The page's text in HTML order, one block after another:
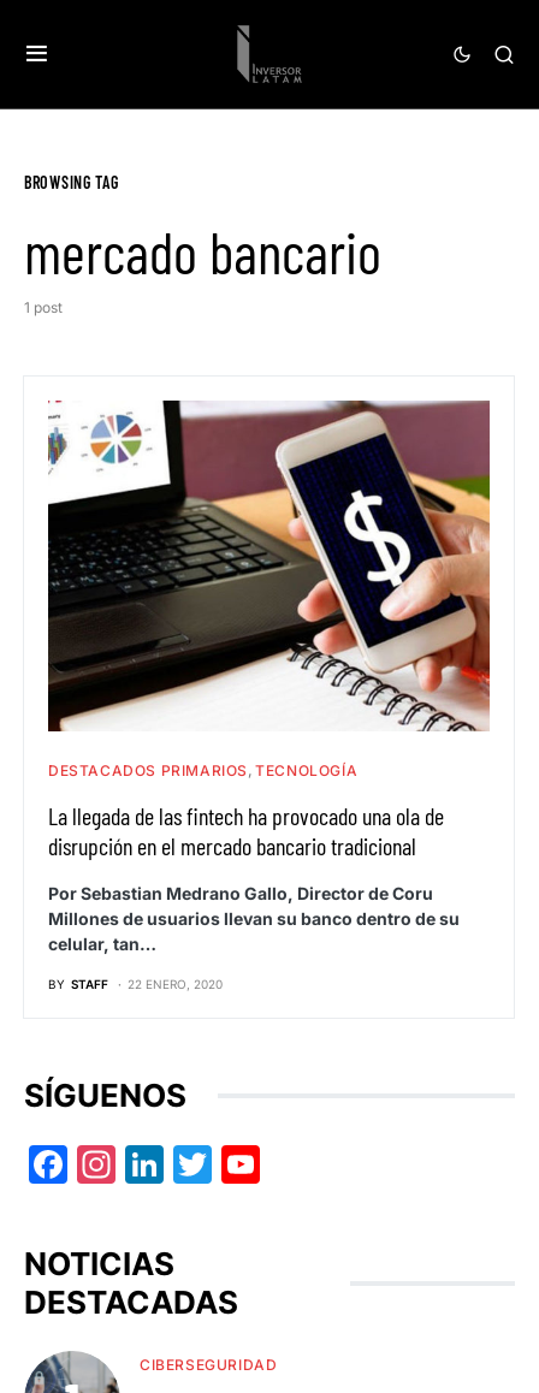
BROWSING TAG
mercado bancario
1 post
DESTACADOS PRIMARIOS TECNOLOGÍA
La llegada de las fintech ha provocado una ola de
disrupción en el mercado bancario tradicional
Por Sebastian Medrano Gallo, Director de Coru
Millones de usuarios llevan su banco dentro de su
celular, tan…
BY STAFF 22 ENERO, 2020
SÍGUENOS
Facebook
Instagram
LinkedIn
Twitter
NOTICIAS
DESTACADAS
CIBERSEGURIDAD